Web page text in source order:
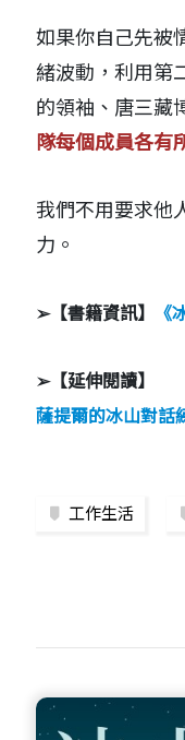
如果你自己先被
緒波動，利用第
的領袖、唐三藏
隊每個成員各有
我們不用要求他
力。
➢【書籍資訊】 《
➢【延伸閱讀】
薩提爾的冰山對話
工作生活